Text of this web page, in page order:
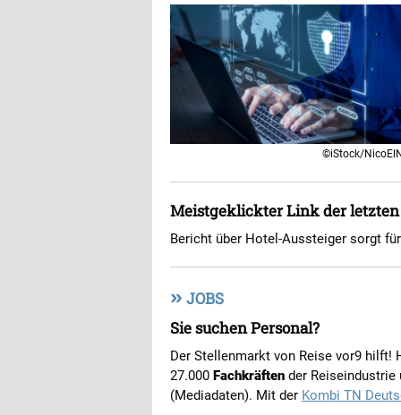
©iStock/
Meistgeklickter Link der letzten
Bericht über Hotel-Aussteiger sorgt
» JOBS
Sie suchen Personal?
Der Stellenmarkt von Reise vor9 hilft!
27.000 Fachkräften der
(Mediadaten). Mit der Kombi TN